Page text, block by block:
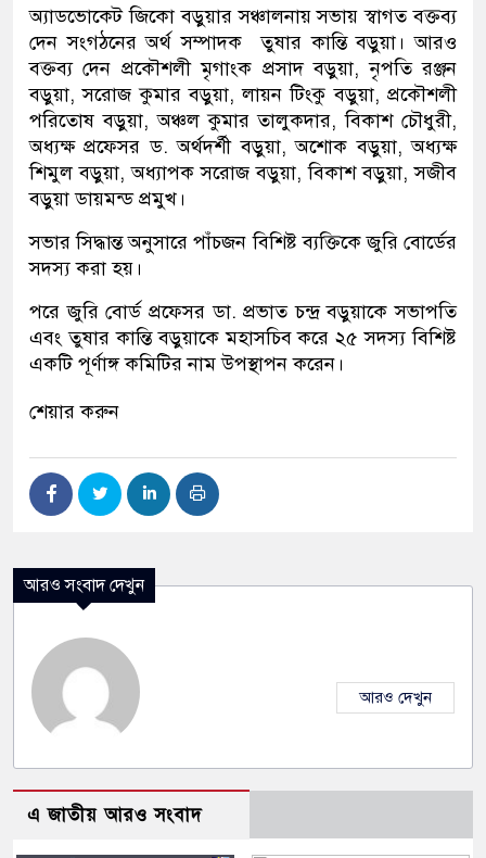
অ্যাডভোকেট জিকো বড়ুয়ার সঞ্চালনায় সভায় স্বাগত বক্তব্য
দেন সংগঠনের অর্থ সম্পাদক তুষার কান্তি বড়ুয়া। আরও
বক্তব্য দেন প্রকৌশলী মৃগাংক প্রসাদ বড়ুয়া, নৃপতি রঞ্জন
বড়ুয়া, সরোজ কুমার বড়ুয়া, লায়ন টিংকু বড়ুয়া, প্রকৌশলী
পরিতোষ বড়ুয়া, অঞ্চল কুমার তালুকদার, বিকাশ চৌধুরী,
অধ্যক্ষ প্রফেসর ড. অর্থদর্শী বড়ুয়া, অশোক বড়ুয়া, অধ্যক্ষ
শিমুল বড়ুয়া, অধ্যাপক সরোজ বড়ুয়া, বিকাশ বড়ুয়া, সজীব
বড়ুয়া ডায়মন্ড প্রমুখ।
সভার সিদ্ধান্ত অনুসারে পাঁচজন বিশিষ্ট ব্যক্তিকে জুরি বোর্ডের
সদস্য করা হয়।
পরে জুরি বোর্ড প্রফেসর ডা. প্রভাত চন্দ্র বড়ুয়াকে সভাপতি
এবং তুষার কান্তি বড়ুয়াকে মহাসচিব করে ২৫ সদস্য বিশিষ্ট
একটি পূর্ণাঙ্গ কমিটির নাম উপস্থাপন করেন।
শেয়ার করুন
আরও সংবাদ দেখুন
আরও দেখুন
এ জাতীয় আরও সংবাদ